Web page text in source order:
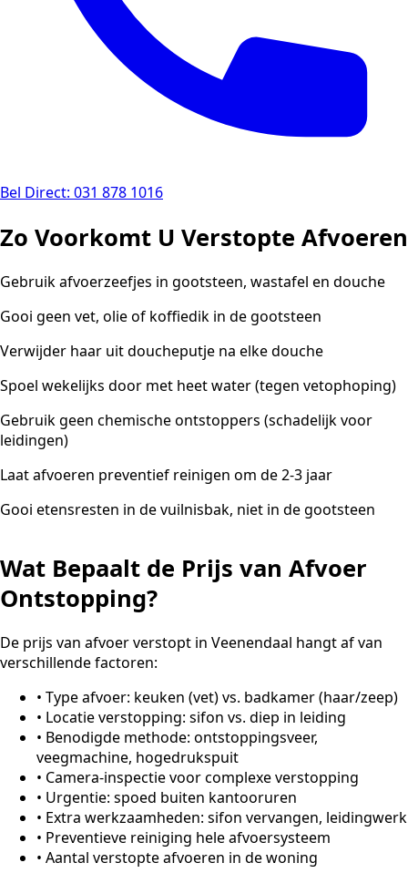
Bel Direct: 031 878 1016
Zo Voorkomt U Verstopte Afvoeren
Gebruik afvoerzeefjes in gootsteen, wastafel en douche
Gooi geen vet, olie of koffiedik in de gootsteen
Verwijder haar uit doucheputje na elke douche
Spoel wekelijks door met heet water (tegen vetophoping)
Gebruik geen chemische ontstoppers (schadelijk voor
leidingen)
Laat afvoeren preventief reinigen om de 2-3 jaar
Gooi etensresten in de vuilnisbak, niet in de gootsteen
Wat Bepaalt de Prijs van Afvoer
Ontstopping?
De prijs van afvoer verstopt in Veenendaal hangt af van
verschillende factoren:
• Type afvoer: keuken (vet) vs. badkamer (haar/zeep)
• Locatie verstopping: sifon vs. diep in leiding
• Benodigde methode: ontstoppingsveer,
veegmachine, hogedrukspuit
• Camera-inspectie voor complexe verstopping
• Urgentie: spoed buiten kantooruren
• Extra werkzaamheden: sifon vervangen, leidingwerk
• Preventieve reiniging hele afvoersysteem
• Aantal verstopte afvoeren in de woning